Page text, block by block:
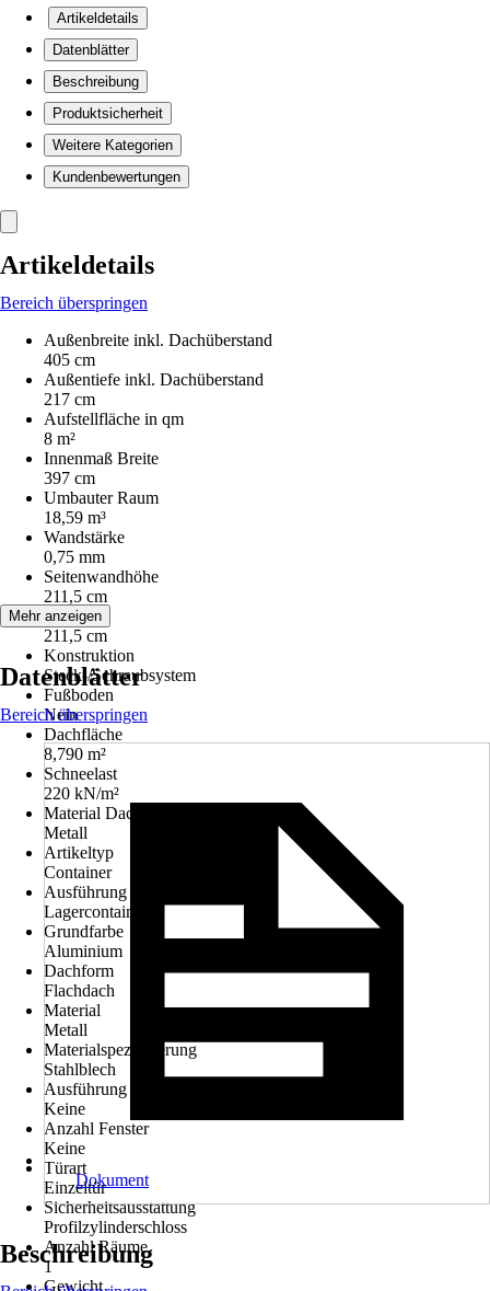
Artikeldetails
Datenblätter
Beschreibung
Produktsicherheit
Weitere Kategorien
Kundenbewertungen
Artikeldetails
Bereich überspringen
Außenbreite inkl. Dachüberstand
405 cm
Außentiefe inkl. Dachüberstand
217 cm
Aufstellfläche in qm
8 m²
Innenmaß Breite
397 cm
Umbauter Raum
18,59 m³
Wandstärke
0,75 mm
Seitenwandhöhe
211,5 cm
Firsthöhe
211,5 cm
Konstruktion
Steck-/Schraubsystem
Fußboden
Nein
Dachfläche
8,790 m²
Schneelast
220 kN/m²
Material Dach
Metall
Artikeltyp
Container
Ausführung
Lagercontainer
Grundfarbe
Aluminium
Dachform
Flachdach
Material
Metall
Materialspezifizierung
Stahlblech
Ausführung der Oberflächenbehandlung
Keine
Anzahl Fenster
Keine
Türart
Einzeltür
Sicherheitsausstattung
Profilzylinderschloss
Anzahl Räume
1
Gewicht
Mehr anzeigen
Datenblätter
Bereich überspringen
Dokument
Beschreibung